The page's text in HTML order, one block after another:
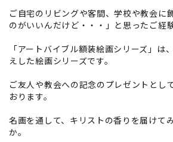
ご自宅のリビングや客間、学校や教会に
のがいいんだけど・・・」と思ったご経
「アートバイブル額装絵画シリーズ」は
えした絵画シリーズです。
ご友人や教会への記念のプレゼントとし
おります。
名画を通して、キリストの香りを届けて
か。